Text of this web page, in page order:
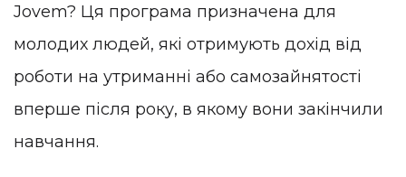
Jovem? Ця програма призначена для
молодих людей, які отримують дохід від
роботи на утриманні або самозайнятості
вперше після року, в якому вони закінчили
навчання.